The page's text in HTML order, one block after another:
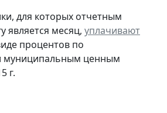
для которых отчетным
является месяц, уплачивают
процентов по
муниципальным ценным
г.